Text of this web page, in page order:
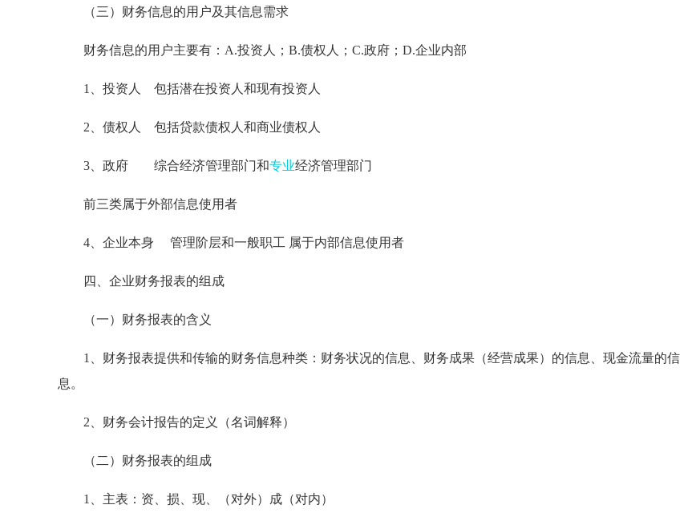
（三）财务信息的用户及其信息需求
财务信息的用户主要有：A.投资人；B.债权人；C.政府；D.企业内部
1、投资人 包括潜在投资人和现有投资人
2、债权人 包括贷款债权人和商业债权人
3、政府 综合经济管理部门和专业经济管理部门
前三类属于外部信息使用者
4、企业本身 管理阶层和一般职工 属于内部信息使用者
四、企业财务报表的组成
（一）财务报表的含义
1、财务报表提供和传输的财务信息种类：财务状况的信息、财务成果（经营成果）的信息、现金流量的信
息。
2、财务会计报告的定义（名词解释）
（二）财务报表的组成
1、主表：资、损、现、（对外）成（对内）